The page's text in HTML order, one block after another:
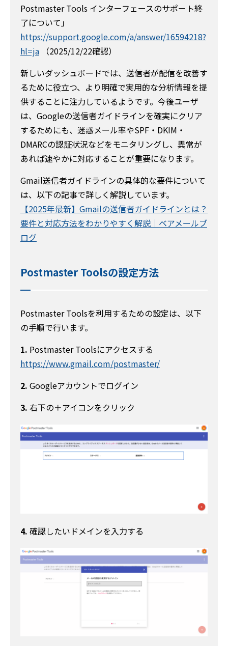
Postmaster Tools インターフェースのサポート終
了について」
https://support.google.com/a/answer/16594218?
hl=ja （2025/12/22確認）
新しいダッシュボードでは、送信者が配信を改善す
るために役立つ、より明確で実用的な分析情報を提
供することに注力しているようです。今後ユーザ
は、Googleの送信者ガイドラインを確実にクリア
するためにも、迷惑メール率やSPF・DKIM・
DMARCの認証状況などをモニタリングし、異常が
あれば速やかに対応することが重要になります。
Gmail送信者ガイドラインの具体的な要件について
は、以下の記事で詳しく解説しています。
【2025年最新】Gmailの送信者ガイドラインとは？
要件と対応方法をわかりやすく解説｜ベアメールブ
ログ
Postmaster Toolsの設定方法
Postmaster Toolsを利用するための設定は、以下
の手順で行います。
1. Postmaster Toolsにアクセスする
https://www.gmail.com/postmaster/
2. Googleアカウントでログイン
3. 右下の＋アイコンをクリック
4. 確認したいドメインを入力する